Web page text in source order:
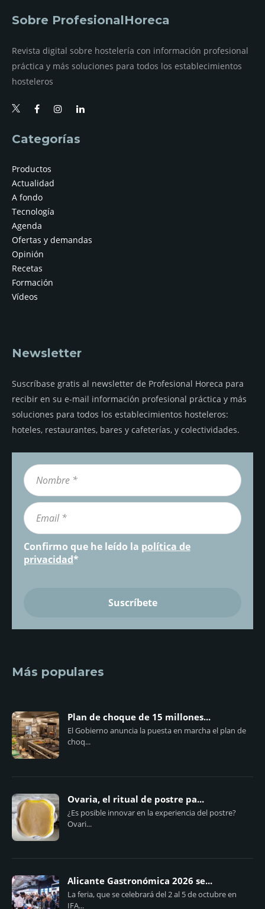
Sobre ProfesionalHoreca
Revista digital sobre hostelería con información profesional
práctica y más soluciones para todos los establecimientos
hosteleros
Categorías
Productos
Actualidad
A fondo
Tecnología
Agenda
Ofertas y demandas
Opinión
Recetas
Formación
Vídeos
Newsletter
Suscríbase gratis al newsletter de Profesional Horeca para
recibir en su e-mail información profesional práctica y más
soluciones para todos los establecimientos hosteleros:
hoteles, restaurantes, bares y cafeterías, y colectividades.
Confirmo que he leído la política de
privacidad*
Más populares
Plan de choque de 15 millones...
El Gobierno anuncia la puesta en marcha el plan de
choq...
Ovaria, el ritual de postre pa...
¿Es posible innovar en la experiencia del postre?
Ovari...
Alicante Gastronómica 2026 se...
La feria, que se celebrará del 2 al 5 de octubre en
IFA...